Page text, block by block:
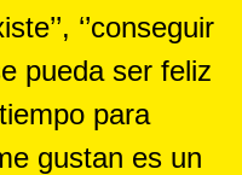
‘’conseguir
pueda ser feliz
tiempo para
gustan es un